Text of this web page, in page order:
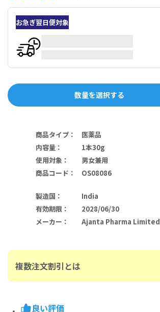
お急ぎ翌日便対象
数量を選択する
商品タイプ ：
医薬品
内容量 ：
1本30g
使用対象 ：
男女兼用
商品コード ： OS08086
製造国 ：
India
有効期限 ：
2028/06/30
メーカー ： Ajanta Pharma Limited
複数注文割引とは
良い評価